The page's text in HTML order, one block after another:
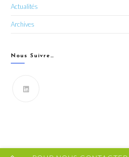
Actualités
Archives
Nous Suivre…
Vous souhaitez recevoir les